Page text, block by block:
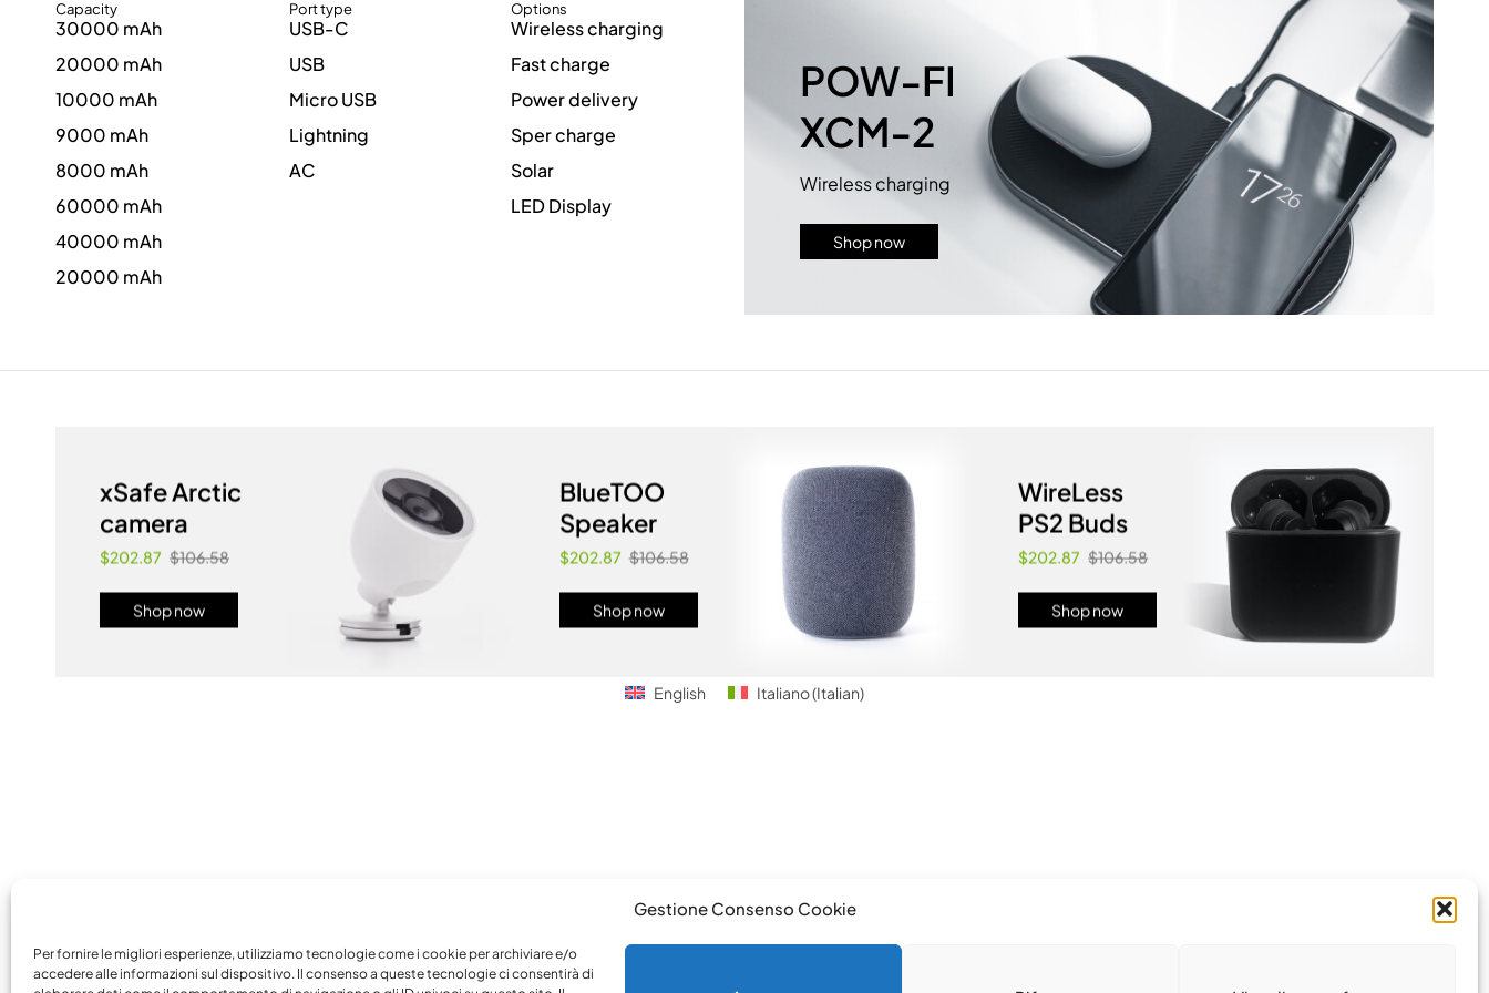
Gestione Consenso Cookie
Per fornire le migliori esperienze, utilizziamo tecnologie come i cookie per archiviare e/o
accedere alle informazioni sul dispositivo. Il consenso a queste tecnologie ci consentirà di
Capacity
30000 mAh
20000 mAh
10000 mAh
9000 mAh
8000 mAh
60000 mAh
40000 mAh
20000 mAh
Port type
USB-C
USB
Micro USB
Lightning
AC
Options
Wireless charging
Fast charge
Power delivery
Sper charge
Solar
LED Display
POW-FI
XCM-2
Wireless charging
Shop now
xSafe Arctic
camera
$202.87 $106.58
Shop now
BlueTOO
Speaker
$202.87 $106.58
Shop now
WireLess
PS2 Buds
$202.87 $106.58
Shop now
English Italiano(Italian)